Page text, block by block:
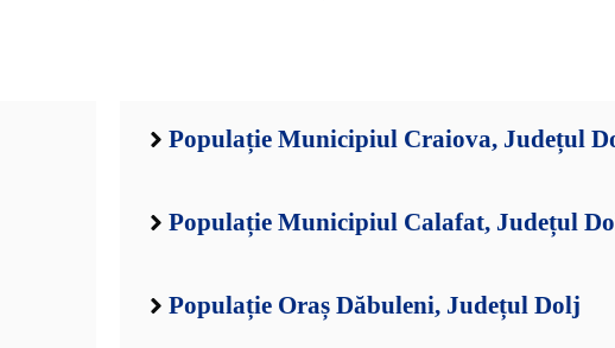
Populație Municipiul Craiova, Județul
Populație Municipiul Calafat, Județul
Populație Oraș Dăbuleni, Județul Dolj